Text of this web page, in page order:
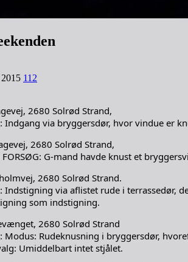
112
2680 Solrød Strand,
Indgang via bryggersdør, hvor vindue
2680 Solrød Strand,
FORSØG: G-mand havde knust et
2680 Solrød Strand.
Indstigning via aflistet rude i
som indstigning.
2680 Solrød Strand
Modus: Rudeknusning i bryggersdør,
Umiddelbart intet stjålet.